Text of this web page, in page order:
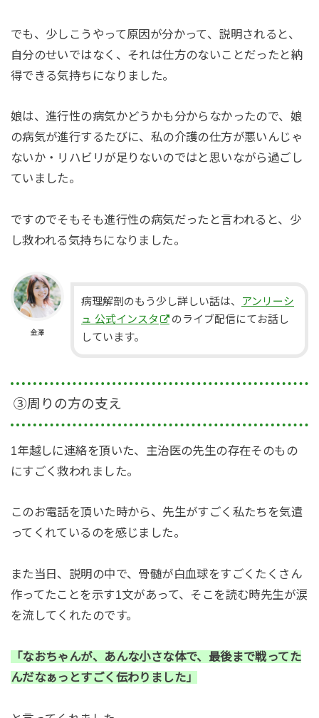
でも、少しこうやって原因が分かって、説明されると、
自分のせいではなく、それは仕方のないことだったと納
得できる気持ちになりました。
娘は、進行性の病気かどうかも分からなかったので、娘
の病気が進行するたびに、私の介護の仕方が悪いんじゃ
ないか・リハビリが足りないのではと思いながら過ごし
ていました。
ですのでそもそも進行性の病気だったと言われると、少
し救われる気持ちになりました。
金澤
病理解剖のもう少し詳しい話は、
アンリーシ
ュ 公式インスタ
のライブ配信にてお話し
しています。
③周りの方の支え
1年越しに連絡を頂いた、主治医の先生の存在そのもの
にすごく救われました。
このお電話を頂いた時から、先生がすごく私たちを気遣
ってくれているのを感じました。
また当日、説明の中で、骨髄が白血球をすごくたくさん
作ってたことを示す1文があって、そこを読む時先生が涙
を流してくれたのです。
「なおちゃんが、あんな小さな体で、最後まで戦ってた
んだなぁっとすごく伝わりました」